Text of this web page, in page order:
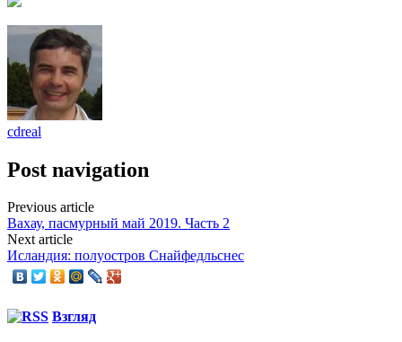
cdreal
Post navigation
Previous article
Вахау, пасмурный май 2019. Часть 2
Next article
Исландия: полуостров Снайфедльснес
Взгляд